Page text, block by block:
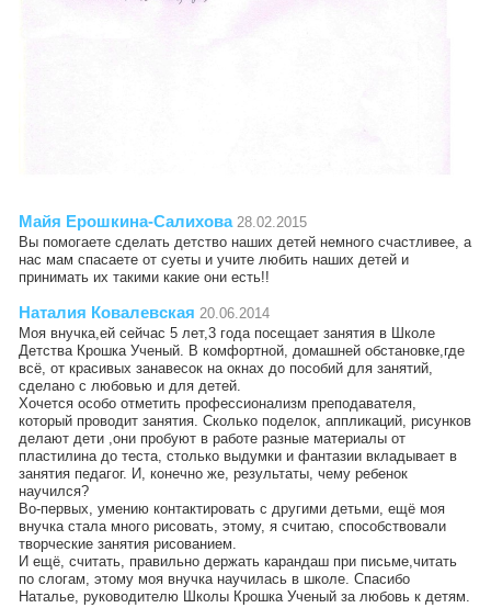
Майя Ерошкина-Салихова 28.02.2015
Вы помогаете сделать детство наших детей немного счастливее, а
нас мам спасаете от суеты и учите любить наших детей и
принимать их такими какие они есть!!
Наталия Ковалевская 20.06.2014
Моя внучка,ей сейчас 5 лет,3 года посещает занятия в Школе
Детства Крошка Ученый. В комфортной, домашней обстановке,где
всё, от красивых занавесок на окнах до пособий для занятий,
сделано с любовью и для детей.
Хочется особо отметить профессионализм преподавателя,
который проводит занятия. Сколько поделок, аппликаций, рисунков
делают дети ,они пробуют в работе разные материалы от
пластилина до теста, столько выдумки и фантазии вкладывает в
занятия педагог. И, конечно же, результаты, чему ребенок
научился?
Во-первых, умению контактировать с другими детьми, ещё моя
внучка стала много рисовать, этому, я считаю, способствовали
творческие занятия рисованием.
И ещё, считать, правильно держать карандаш при письме,читать
по слогам, этому моя внучка научилась в школе. Спасибо
Наталье, руководителю Школы Крошка Ученый за любовь к детям.